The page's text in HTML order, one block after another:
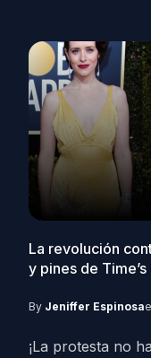
La revolución
y pines de
By Jeniffer Espinosa
¡La protesta no